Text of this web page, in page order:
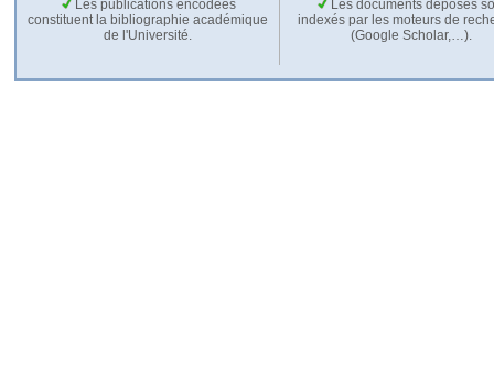
Les publications encodées
constituent la bibliographie académique
de l'Université.
Les documents déposés
indexés par les moteurs de
(Google Scholar,…).